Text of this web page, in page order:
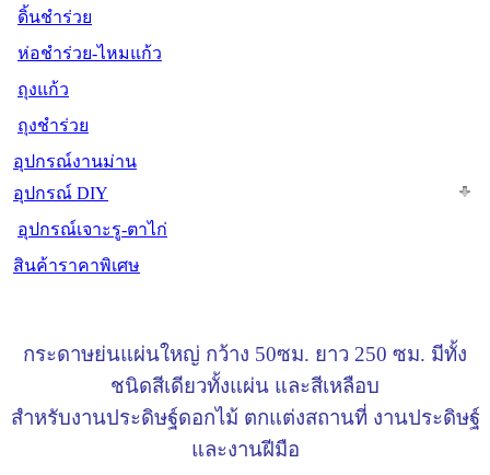
ดิ้นชำร่วย
ห่อชำร่วย-ไหมแก้ว
ถุงแก้ว
ถุงชำร่วย
อุปกรณ์งานม่าน
อุปกรณ์ DIY
อุปกรณ์เจาะรู-ตาไก่
สินค้าราคาพิเศษ
กระดาษย่นแผ่นใหญ่ กว้าง 50ซม. ยาว 250 ซม. มีทั้ง
ชนิดสีเดียวทั้งแผ่น และสีเหลือบ
สำหรับงานประดิษฐ์ดอกไม้ ตกแต่งสถานที่ งานประดิษฐ์
และงานฝีมือ